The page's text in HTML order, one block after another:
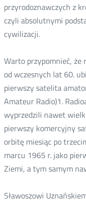
przyrodoznawczych z
czyli absolutnymi
cywilizacji.
Warto przypomnieć, że
od wczesnych lat 60.
pierwszy satelita
Amateur Radio)1.
wyprzedzili nawet
pierwszy komercyjny
orbitę miesiąc po
marcu 1965 r. jako
Ziemi, a tym samym
Sławoszowi